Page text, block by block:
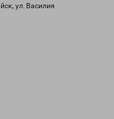
ул. Василия